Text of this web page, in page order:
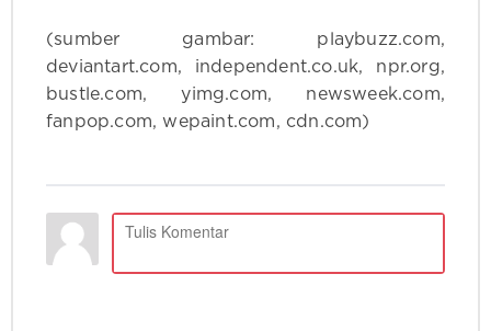
(sumber gambar: playbuzz.com,
deviantart.com, independent.co.uk, npr.org,
bustle.com, yimg.com, newsweek.com,
fanpop.com, wepaint.com, cdn.com)